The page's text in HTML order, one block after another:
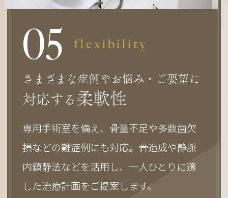
05 flexibility
さまざまな症例やお悩み・ご要望に
対応する 柔軟性
専用手術室を備え、骨量不足や多数歯欠
損などの難症例にも対応。骨造成や静脈
内鎮静法などを活用し、一人ひとりに適
した治療計画をご提案します。